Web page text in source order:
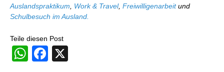
Auslandspraktikum
Work & Travel, Freiwilligenarbeitund
Schulbesuch im Ausland.
Teile diesen Post
WhatsApp
Facebook